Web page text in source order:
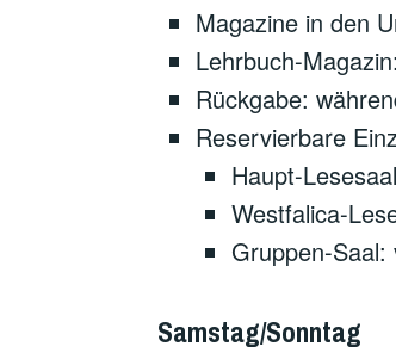
Magazine in den
Lehrbuch-
Rückgabe:
Reservierbare
Haupt-
Westfalica-
Gruppen-
Samstag/Sonntag